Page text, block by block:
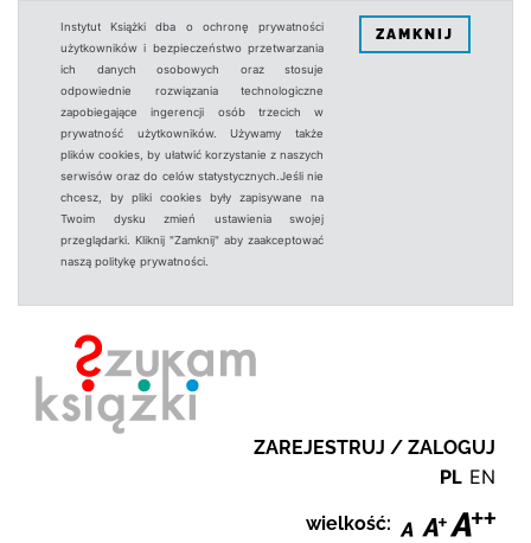
Instytut Książki dba o ochronę prywatności
użytkowników i bezpieczeństwo przetwarzania
ich danych osobowych oraz stosuje
odpowiednie rozwiązania technologiczne
zapobiegające ingerencji osób trzecich w
prywatność użytkowników. Używamy także
plików cookies, by ułatwić korzystanie z naszych
serwisów oraz do celów statystycznych.Jeśli nie
chcesz, by pliki cookies były zapisywane na
Twoim dysku zmień ustawienia swojej
przeglądarki. Kliknij "Zamknij" aby zaakceptować
naszą politykę prywatności.
ZAMKNIJ
ZAREJESTRUJ / ZALOGUJ
PL EN
wielkość: